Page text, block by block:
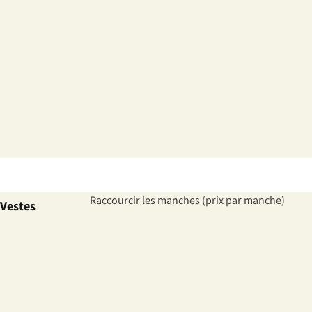
Vestes Raccourcir les manches (prix par manche)